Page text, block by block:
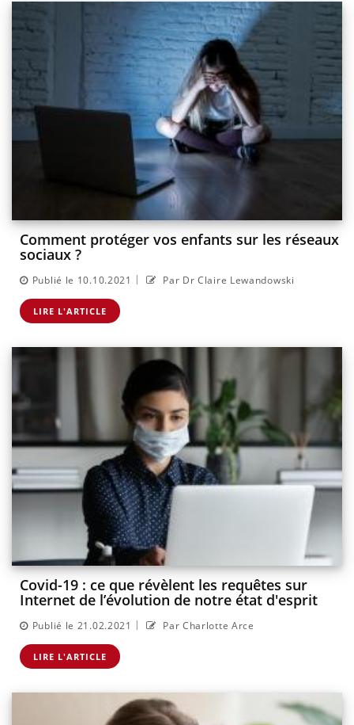
Comment protéger vos enfants sur les réseaux
sociaux ?
Publié le 10.10.2021 | Par Dr Claire Lewandowski
LIRE L'ARTICLE
Covid-19 : ce que révèlent les requêtes sur
Internet de l’évolution de notre état d'esprit
Publié le 21.02.2021 | Par Charlotte Arce
LIRE L'ARTICLE